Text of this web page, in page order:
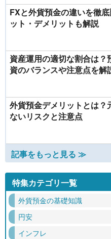
FXと外貨預金の違いを徹
ット・デメリットも解説
資産運用の適切な割合は？
資のバランスや注意点を解
外貨預金デメリットとは？
ないリスクと注意点
記事をもっと見る ≫
特集カテゴリ一覧
外貨預金の基礎知識
円安
インフレ